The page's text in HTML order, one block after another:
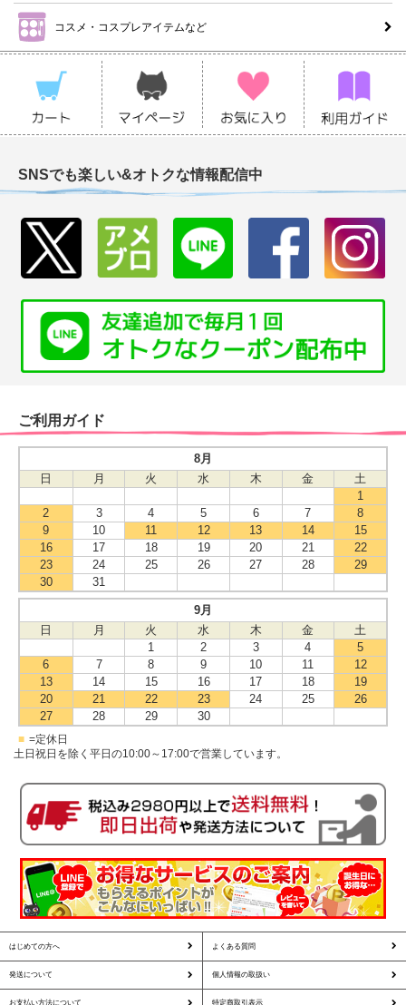
コスメ・コスプレアイテムなど
SNSでも楽しい&オトクな情報配信中
ご利用ガイド
8月
日
月 火 水 木 金
土
1
2
3 4 5 6 7
8
9
10 11 12 13 14
15
16
17 18 19 20 21
22
23
24 25 26 27 28
29
30
31
9月
日
月 火 水 木 金
土
1
2 3 4
5
6
7 8 9 10 11
12
13
14 15 16 17 18
19
20
21 22 23 24 25
26
27
28 29 30
■ =定休日
土日祝日を除く平日の10:00～17:00で営業しています。
はじめての方へ よくある質問
発送について 個人情報の取扱い
お支払い方法について 特定商取引表示